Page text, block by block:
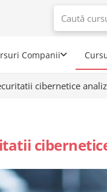
Companii
cibernetice